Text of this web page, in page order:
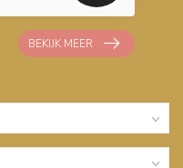
BEKIJK MEER